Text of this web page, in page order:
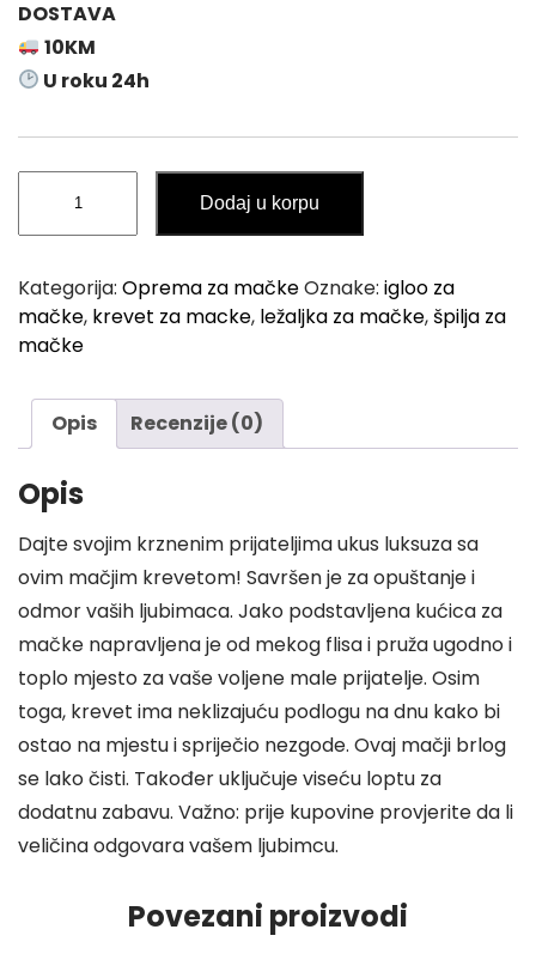
DOSTAVA
10KM
U roku 24h
Špilja
Mačke
sa
Visećom
50x48cm
količina
Dodaj u korpu
Kategorija: Oprema za mačkeOznake: igloo za
mačke, krevet za macke, ležaljka za mačke,špilja za
mačke
Opis Recenzije (0)
Opis
Dajte svojim krznenim prijateljima ukus luksuza sa
ovim mačjim krevetom! Savršen je za opuštanje i
odmor vaših ljubimaca. Jako podstavljena kućica za
mačke napravljena je od mekog flisa i pruža ugodno i
toplo mjesto za vaše voljene male prijatelje. Osim
toga, krevet ima neklizajuću podlogu na dnu kako bi
ostao na mjestu i spriječio nezgode. Ovaj mačji brlog
se lako čisti. Također uključuje viseću loptu za
dodatnu zabavu. Važno: prije kupovine provjerite da li
veličina odgovara vašem ljubimcu.
Povezani proizvodi